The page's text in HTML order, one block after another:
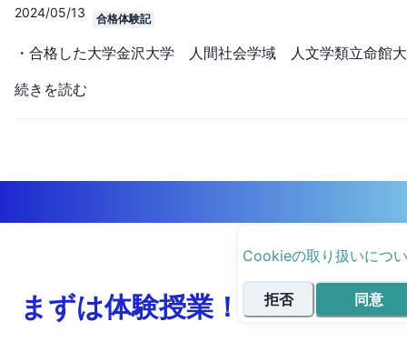
2024/05/13 合格体験記
続きを読む
まずは体験授業！
Cookieの取り扱いにつ
拒否 同意